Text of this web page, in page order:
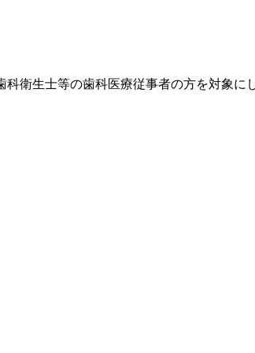
衛生士等の歯科医療従事者の方を対象に